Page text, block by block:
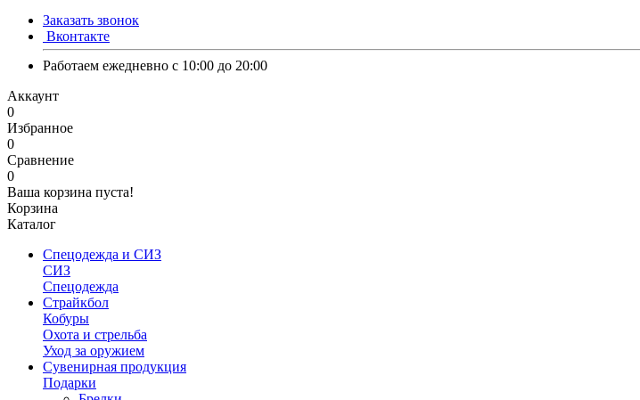
Заказать звонок
Вконтакте
Работаем ежедневно с 10:00 до 20:00
Аккаунт
0
Избранное
0
Сравнение
0
Ваша корзина пуста!
Корзина
Каталог
Спецодежда и СИЗ
СИЗ
Спецодежда
Страйкбол
Кобуры
Охота и стрельба
Уход за оружием
Сувенирная продукция
Подарки